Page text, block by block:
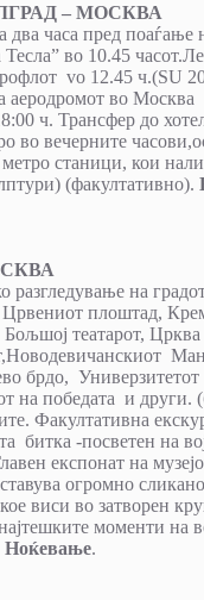
– МОСКВА
два часа пред поаѓање
во 10.45
vo 12.45 ч.(SU
аеродромот во Москва
ч. Трансфер до
во вечерните
станици, кои
(факултативно).
разгледување на
Црвениот плоштад,
театарот,
брдо, Универзитетот
на победата и други.
Факултативна
битка -посветен на
експонат на
огромно
виси во затворен
моменти на
Ноќевање